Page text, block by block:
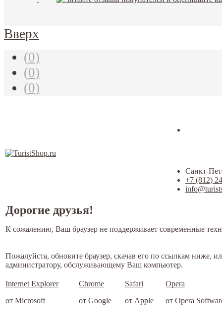
Вверх
(0)
(0)
(0)
Санкт-
+7 (812)
Дорогие друзья!
К сожалению, Ваш браузер не поддерживает современные
Пожалуйста, обновите браузер, скачав его по ссылкам ниже,
администратору, обслуживающему Ваш компьютер.
Internet Explorer
от Microsoft
Chrome
от Google
Safari
от Apple
Opera
от Opera